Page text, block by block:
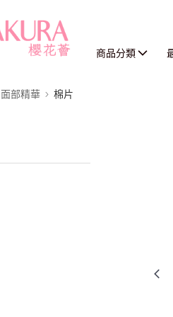
商品分類
面部精華 棉片